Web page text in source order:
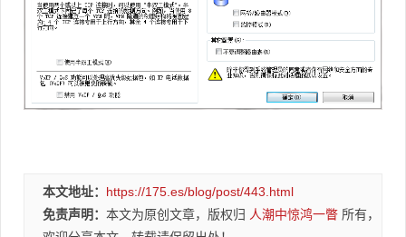
本文地址： https://175.es/blog/post/443.html
免责声明： 本文为原创文章，版权归 人潮中惊鸿一瞥 所有，